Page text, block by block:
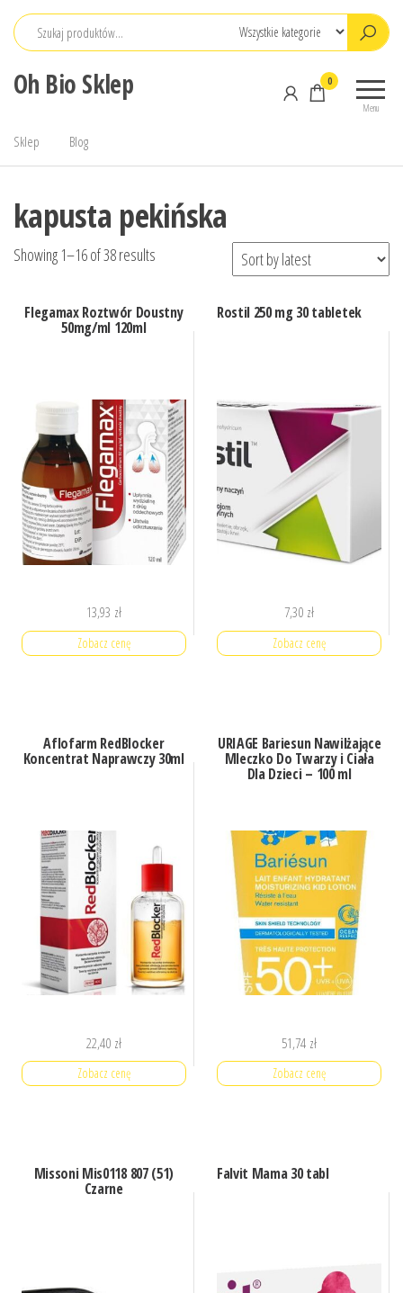
Przejdź
Oh Bio Sklep
Menu
0
Sklep Blog
kapusta pekińska
Showing 1–16 of 38 results
Flegamax Roztwór Doustny
50mg/ml 120ml
13,93 zł
Zobacz cenę
Rostil 250 mg 30 tabletek
7,30 zł
Zobacz cenę
Aflofarm RedBlocker
Koncentrat Naprawczy 30ml
22,40 zł
Zobacz cenę
URIAGE Bariesun Nawilżające
Mleczko Do Twarzy i Ciała
Dla Dzieci – 100 ml
51,74 zł
Zobacz cenę
Missoni Mis0118 807 (51)
Czarne
Falvit Mama 30 tabl